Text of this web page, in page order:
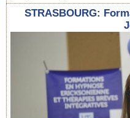
STRASBOURG: